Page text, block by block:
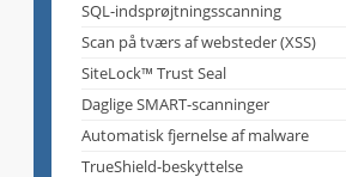
SQL-indsprøjtningsscanning
Scan på tværs af websteder (XSS)
SiteLock™ Trust Seal
Daglige SMART-scanninger
Automatisk fjernelse af malware
TrueShield-beskyttelse